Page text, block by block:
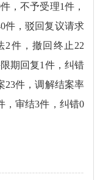
，不予受理1件，
件，驳回复议请求
2件，撤回终止22
期回复1件，纠错
23件，调解结案率
，审结3件，纠错0